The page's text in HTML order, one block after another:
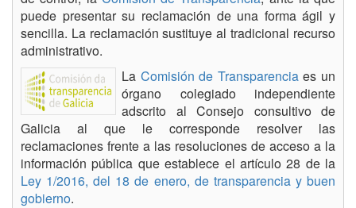
puede presentar su reclamación de una forma ágil y
sencilla. La reclamación sustituye al tradicional recurso
administrativo.
La Comisión de Transparenciaes un
órgano colegiado independiente
adscrito al Consejo consultivo de
Galicia al que le corresponde resolver las
reclamaciones frente a las resoluciones de acceso a la
información pública que establece el artículo 28 de la
Ley 1/2016, del 18 de enero, de transparencia y buen
gobierno.